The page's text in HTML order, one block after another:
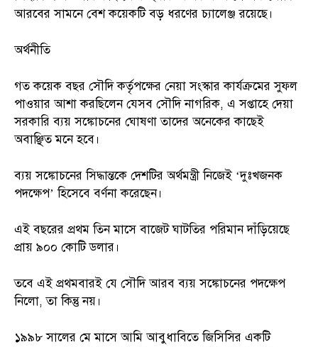
আরবের সামনে বেশ কয়েকটি বড় ধরণের চ্যালেঞ্জ রয়েছে।
অর্থনীতি
গত কয়েক বছর সৌদি কর্তৃপক্ষের নেয়া সংস্কার কার্যক্রমের সুফল
পাওয়ার আশা করছিলেন যেসব সৌদি নাগরিক, এ সপ্তাহে দেয়া
সরকারি ব্যয় সঙ্কোচনের ঘোষণা তাদের অনেকের কাছেই
অবাঞ্ছিত মনে হবে।
ব্যয় সঙ্কোচনের সিদ্ধান্তকে দেশটির অর্থমন্ত্রী নিজেই ‘দুঃখজনক
পদক্ষেপ’ হিসেবে বর্ণনা করেছেন।
এই বছরের প্রথম তিন মাসে বাজেট ঘাটতির পরিমান দাঁড়িয়েছে
প্রায় ৯০০ কোটি ডলার।
তবে এই প্রথমবারই যে সৌদি আরব ব্যয় সঙ্কোচনের পদক্ষেপ
নিলো, তা কিন্তু নয়।
১৯৯৮ সালের মে মাসে আমি আবুধাবিতে জিসিসির একটি